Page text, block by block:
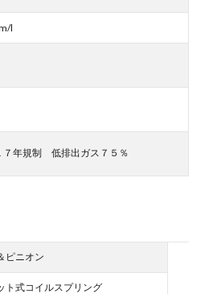
l
７年規制 低排出ガス７５％
ピニオン
ト式コイルスプリング